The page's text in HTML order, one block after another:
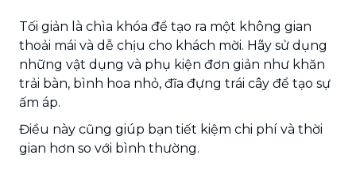
Tối giản là chìa khóa để tạo ra một không gian
thoải mái và dễ chịu cho khách mời. Hãy sử dụng
những vật dụng và phụ kiện đơn giản như khăn
trải bàn, bình hoa nhỏ, đĩa đựng trái cây để tạo sự
ấm áp.
Điều này cũng giúp bạn tiết kiệm chi phí và thời
gian hơn so với bình thường.